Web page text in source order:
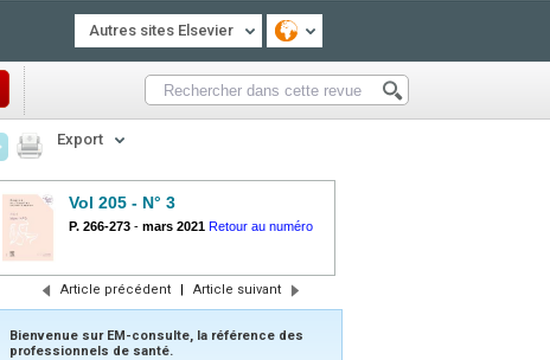
Autres sites Elsevier
Export
Vol 205 - N° 3
P. 266-273 - mars 2021 Retour au numéro
Article précédent | Article suivant
Bienvenue sur EM-consulte, la référence des
professionnels de santé.